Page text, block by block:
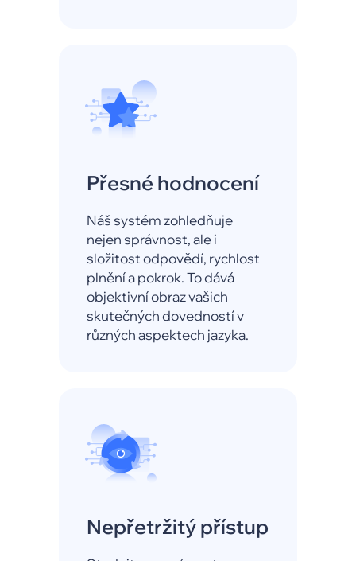
Přesné hodnocení
Náš systém zohledňuje
nejen správnost, ale i
složitost odpovědí, rychlost
plnění a pokrok. To dává
objektivní obraz vašich
skutečných dovedností v
různých aspektech jazyka.
Nepřetržitý přístup